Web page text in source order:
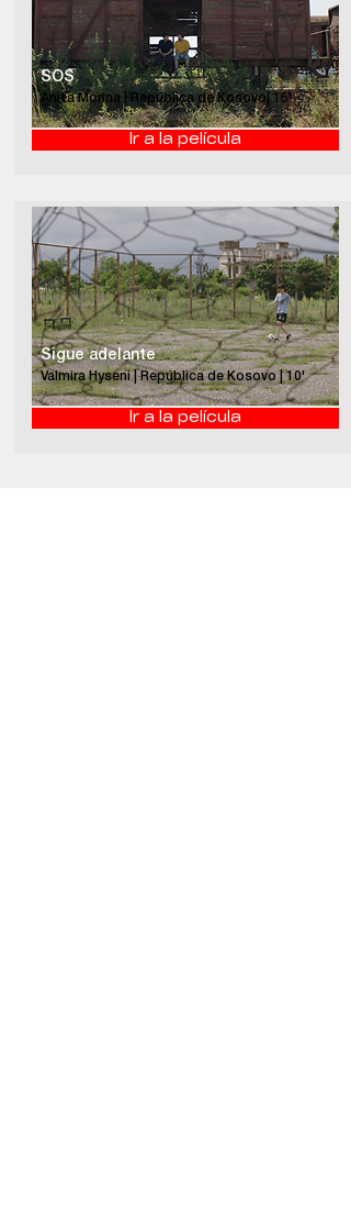
SOS
Anita Morina | República de Kosovo| 15'
Ir a la película
Sigue adelante
Valmira Hyseni | República de Kosovo | 10'
Ir a la película